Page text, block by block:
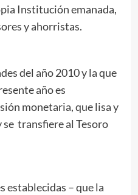
Institución emanada,
y ahorristas.
del año 2010 y la que
año es
monetaria, que lisa y
transfiere al Tesoro
establecidas – que la